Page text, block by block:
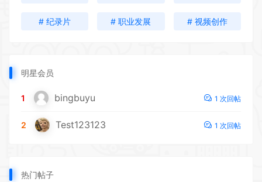
# 纪录片 # 职业发展 # 视频创作
明星会员
1 bingbuyu 1 次回帖
2 Test123123 1 次回帖
热门帖子